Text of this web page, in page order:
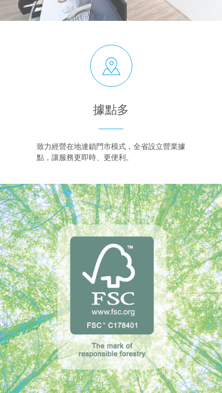
據點多
致力經營在地連鎖門市模式，全省設立營業據
點，讓服務更即時、更便利。